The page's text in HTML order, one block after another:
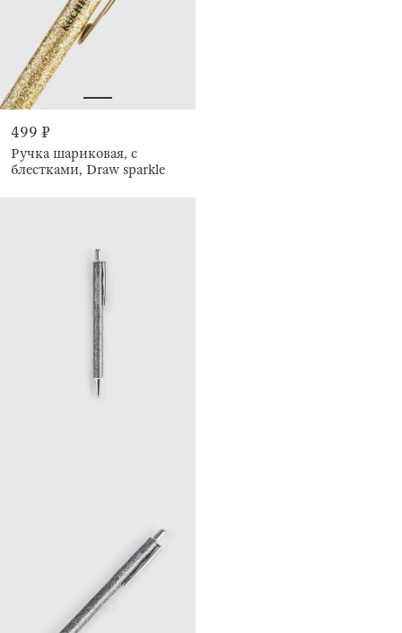
499 ₽
Ручка шариковая, с
блестками, Draw sparkle